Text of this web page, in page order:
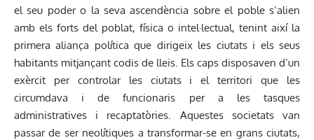
el seu poder o la seva ascendència sobre el poble s’alien
amb els forts del poblat, física o intel·lectual, tenint així la
primera aliança política que dirigeix les ciutats i els seus
habitants mitjançant codis de lleis. Els caps disposaven d’un
exèrcit per controlar les ciutats i el territori que les
circumdava i de funcionaris per a les tasques
administratives i recaptatòries. Aquestes societats van
passar de ser neolítiques a transformar-se en grans ciutats,